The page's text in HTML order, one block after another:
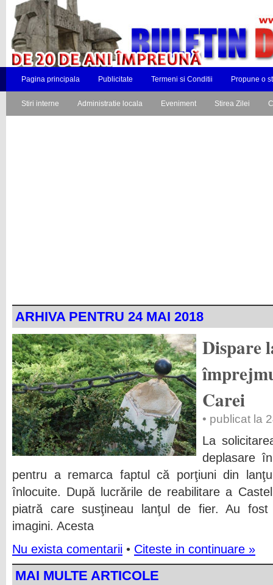
Pagina principala Publicitate Termeni si Conditii Propune o
Stiri interne Administratie locala Eveniment Stirea Zilei
ARHIVA PENTRU 24 MAI 2018
Dispare
Carei
• publicat la
La
deplasare
pentru a remarca faptul că porţiuni din
înlocuite. După lucrările de reabilitare a
piatră care susţineau lanţul de fier. Au
imagini. Acesta
Nu exista comentarii • Citeste in continuare »
MAI MULTE ARTICOLE